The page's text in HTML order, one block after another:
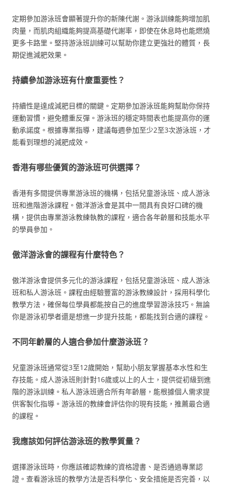
定期參加游泳班會顯著提升你的新陳代謝。游泳訓練能夠增加肌
肉量，而肌肉組織能夠提高基礎代謝率，即使在休息時也能燃燒
更多卡路里。堅持游泳班訓練可以幫助你建立更強壯的體質，長
期促進減肥效果。
持續參加游泳班有什麼重要性？
持續性是達成減肥目標的關鍵。定期參加游泳班能夠幫助你保持
運動習慣，避免體重反彈。游泳班的穩定時間表也能提高你的運
動承諾度。根據專業指導，建議每週參加至少2至3次游泳班，才
能看到理想的減肥成效。
香港有哪些優質的游泳班可供選擇？
香港有多間提供專業游泳班的機構，包括兒童游泳班、成人游泳
班和進階游泳課程。傲洋游泳會是其中一間具有良好口碑的機
構，提供由專業游泳教練執教的課程，適合各年齡層和技能水平
的學員參加。
傲洋游泳會的課程有什麼特色？
傲洋游泳會提供多元化的游泳課程，包括兒童游泳班、成人游泳
班和私人游泳班。課程由經驗豐富的游泳教練設計，採用科學化
教學方法，確保每位學員都能按自己的進度學習游泳技巧。無論
你是游泳初學者還是想進一步提升技能，都能找到合適的課程。
不同年齡層的人適合參加什麼游泳班？
兒童游泳班通常從3至12歲開始，幫助小朋友掌握基本水性和生
存技能。成人游泳班則針對16歲或以上的人士，提供從初級到進
階的游泳訓練。私人游泳班適合所有年齡層，能根據個人需求提
供客製化指導。游泳班的教練會評估你的現有技能，推薦最合適
的課程。
我應該如何評估游泳班的教學質量？
選擇游泳班時，你應該確認教練的資格證書、是否通過專業認
證。查看游泳班的教學方法是否科學化、安全措施是否完善，以